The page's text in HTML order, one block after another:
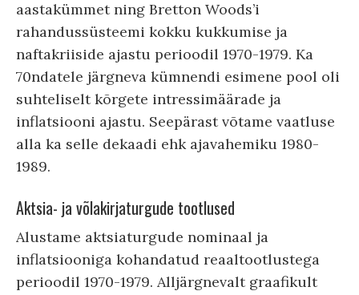
aastakümmet ning Bretton Woods’i
rahandussüsteemi kokku kukkumise ja
naftakriiside ajastu perioodil 1970-1979. Ka
70ndatele järgneva kümnendi esimene pool oli
suhteliselt kõrgete intressimäärade ja
inflatsiooni ajastu. Seepärast võtame vaatluse
alla ka selle dekaadi ehk ajavahemiku 1980-
1989.
Aktsia- ja võlakirjaturgude tootlused
Alustame aktsiaturgude nominaal ja
inflatsiooniga kohandatud reaaltootlustega
perioodil 1970-1979. Alljärgnevalt graafikult